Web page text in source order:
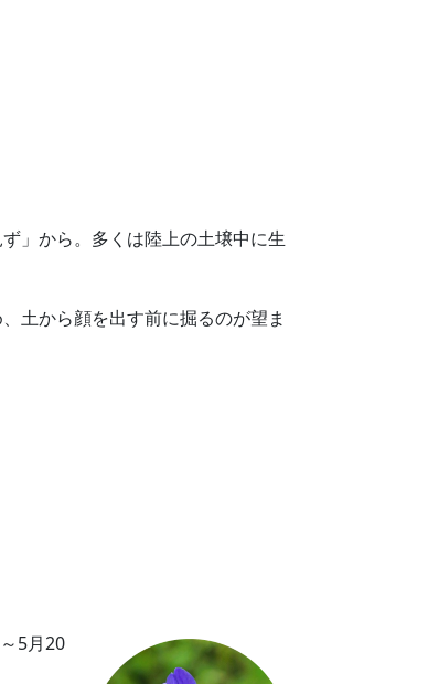
」から。多くは陸上の土壌中に生
土から顔を出す前に掘るのが望ま
5月20